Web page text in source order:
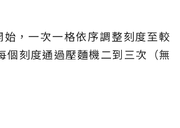
始，一次一格依序調整刻度至較
個刻度通過壓麵機二到三次（無